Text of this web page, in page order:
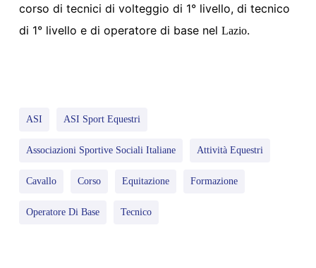
corso di tecnici di volteggio di 1° livello, di tecnico
di 1° livello e di operatore di base nel Lazio.
ASI ASI Sport Equestri
Associazioni Sportive Sociali Italiane Attività Equestri
Cavallo Corso Equitazione Formazione
Operatore Di Base Tecnico